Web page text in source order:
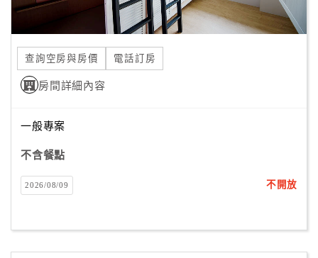
合
提
案
合
商
合
查詢空房與房價 電話訂房
房間詳細內容
一般專案
不含餐點
2026/08/09 不開放